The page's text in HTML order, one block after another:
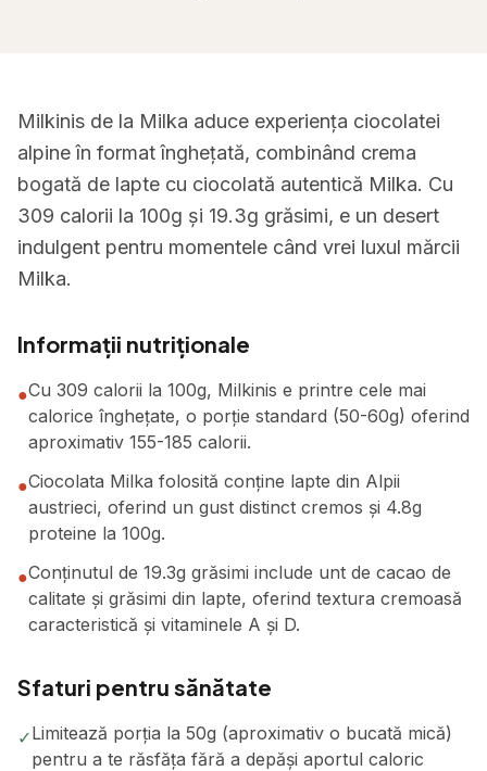
Milkinis de la Milka aduce experiența ciocolatei
alpine în format înghețată, combinând crema
bogată de lapte cu ciocolată autentică Milka. Cu
309 calorii la 100g și 19.3g grăsimi, e un desert
indulgent pentru momentele când vrei luxul mărcii
Milka.
Informații nutriționale
●Cu 309 calorii la 100g, Milkinis e printre cele mai
calorice înghețate, o porție standard (50-60g) oferind
aproximativ 155-185 calorii.
●Ciocolata Milka folosită conține lapte din Alpii
austrieci, oferind un gust distinct cremos și 4.8g
proteine la 100g.
●Conținutul de 19.3g grăsimi include unt de cacao de
calitate și grăsimi din lapte, oferind textura cremoasă
caracteristică și vitaminele A și D.
Sfaturi pentru sănătate
✓Limitează porția la 50g (aproximativ o bucată mică)
pentru a te răsfăța fără a depăși aportul caloric